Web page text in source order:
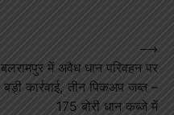
बलरामपुर में अवैध धान परिवहन पर
बड़ी कार्रवाई, तीन पिकअप जब्त –
175 बोरी धान कब्जे में
⟶